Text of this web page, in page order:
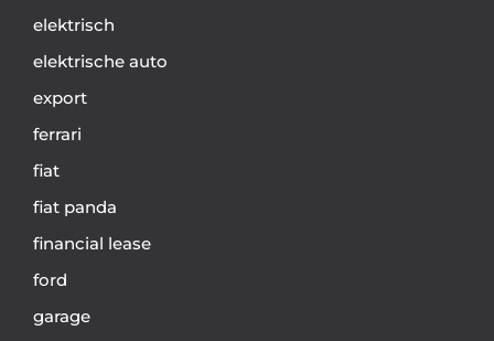
elektrisch
elektrische auto
export
ferrari
fiat
fiat panda
financial lease
ford
garage